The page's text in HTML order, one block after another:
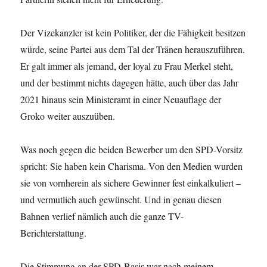
Der Vizekanzler ist kein Politiker, der die Fähigkeit besitzen
würde, seine Partei aus dem Tal der Tränen herauszuführen.
Er galt immer als jemand, der loyal zu Frau Merkel steht,
und der bestimmt nichts dagegen hätte, auch über das Jahr
2021 hinaus sein Ministeramt in einer Neuauflage der
Groko weiter auszuüben.
Was noch gegen die beiden Bewerber um den SPD-Vorsitz
spricht: Sie haben kein Charisma. Von den Medien wurden
sie von vornherein als sichere Gewinner fest einkalkuliert –
und vermutlich auch gewünscht. Und in genau diesen
Bahnen verlief nämlich auch die ganze TV-
Berichterstattung.